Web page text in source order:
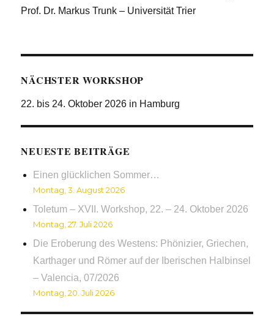
Prof. Dr. Markus Trunk – Universität Trier
NÄCHSTER WORKSHOP
22. bis 24. Oktober 2026 in Hamburg
NEUESTE BEITRÄGE
Einen glücklichen Sommer…
Montag, 3. August 2026
Toletum – XVII. Workshop, 22. – 24. Oktober 2026
Montag, 27. Juli 2026
Die Eroberung des Westens: Phönizier, Griechen,
Karthager und Römer auf der Iberischen Halbinsel
– Valencia, 07/2026
Montag, 20. Juli 2026